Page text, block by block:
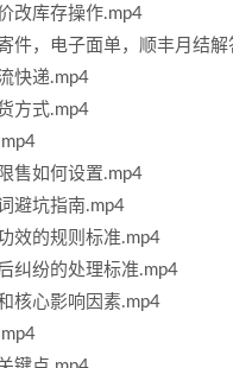
改库存操作.mp4
件，电子面单，顺丰月结解
快递.mp4
方式.mp4
售如何设置.mp4
避坑指南.mp4
效的规则标准.mp4
纠纷的处理标准.mp4
核心影响因素.mp4